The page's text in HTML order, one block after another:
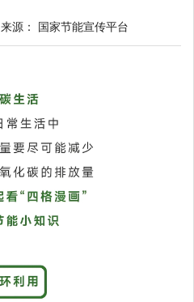
来源： 国家节能宣传平台